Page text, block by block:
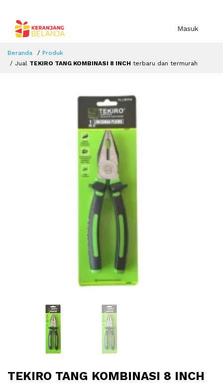
Masuk
Beranda
Produk
Jual TEKIRO TANG KOMBINASI 8 INCH terbaru dan termurah
TEKIRO TANG KOMBINASI 8 INCH